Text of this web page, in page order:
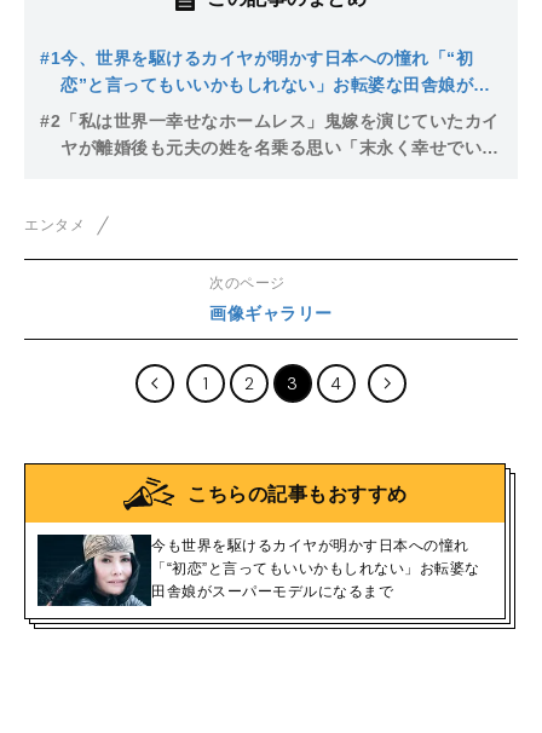
#1今、世界を駆けるカイヤが明かす日本への憧れ「“初
恋”と言ってもいいかもしれない」お転婆な田舎娘がス
ーパーモデルになるまで
#2 「私は世界一幸せなホームレス」鬼嫁を演じていたカイ
ヤが離婚後も元夫の姓を名乗る思い「末永く幸せでいて
エンタメ
次のページ
画像ギャラリー
1 2 3 4
こちらの記事もおすすめ
今も世界を駆けるカイヤが明かす日本への憧れ
「“初恋”と言ってもいいかもしれない」お転婆な
田舎娘がスーパーモデルになるまで